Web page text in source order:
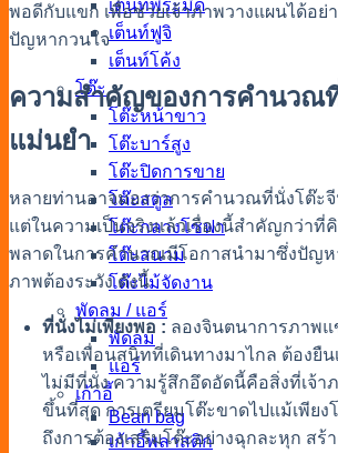
เต็นท์พีระมิด
เต็นท์ฟูจิ
เต็นท์โค้ง
โต๊ะ
โต๊ะหน้าขาว
โต๊ะบาร์สูง
โต๊ะปิดการขาย
โต๊ะสตูล
โต๊ะกลางโซฟา
โต๊ะสนาม
โต๊ะไม้จัดงาน
พัดลม / แอร์
พัดลม
แอร์
เก้าอี้
Bean bag
เก้าอี้พลาสติก
พอดีกับแขก เพื่อช่วยเจ้าภาพวางแผนได้อ
ปัญหากวนใจ
ความสำคัญของการคำนวณ
แม่นยำ
หลายท่านอาจมองว่าการคำนวณที่นั่งโต๊ะ
แต่ในความเป็นจริงแล้วเรื่องนี้สำคัญกว่าที่
พลาดในการคำนวณมีโอกาสนำมาซึ่งปัญห
ภาพต้องระวัง ดังนี้
ที่นั่งไม่เพียงพอ : ลองจินตนาการภาพ
หรือเพื่อนสนิทที่เดินทางมาไกล ต้องยืนเ
ไม่มีที่นั่ง ความรู้สึกอึดอัดนี้คือสิ่งที่เจ้า
ขึ้นที่สุด การเตรียมโต๊ะขาดไปแม้เพียง
ถึงการต้องเสริมโต๊ะอย่างฉุกละหุก สร้